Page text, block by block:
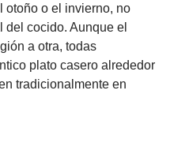
otoño o el invierno, no
cocido. Aunque el
a otra, todas
plato casero alrededor
tradicionalmente en